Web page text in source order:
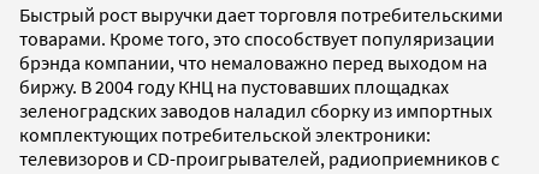
Быстрый рост выручки дает торговля потребительскими
товарами. Кроме того, это способствует популяризации
брэнда компании, что немаловажно перед выходом на
биржу. В 2004 году КНЦ на пустовавших площадках
зеленоградских заводов наладил сборку из импортных
комплектующих потребительской электроники:
телевизоров и CD-проигрывателей, радиоприемников с